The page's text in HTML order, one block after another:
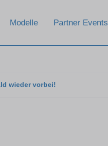
Modelle Partner Events
wieder vorbei!